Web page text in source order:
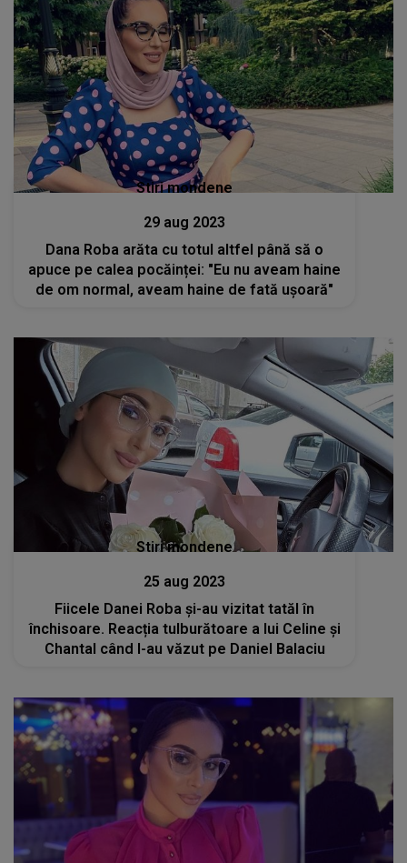
Stiri mondene
29 aug 2023
Dana Roba arăta cu totul altfel până să o
apuce pe calea pocăinței: "Eu nu aveam haine
de om normal, aveam haine de fată ușoară"
Stiri mondene
25 aug 2023
Fiicele Danei Roba și-au vizitat tatăl în
închisoare. Reacția tulburătoare a lui Celine și
Chantal când l-au văzut pe Daniel Balaciu